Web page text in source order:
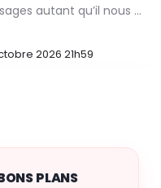
L'exposition Adret éclaire les paysages autant qu’il nous expose à eux. Entre observation, contemplation et…
2026 21h59
PLANS